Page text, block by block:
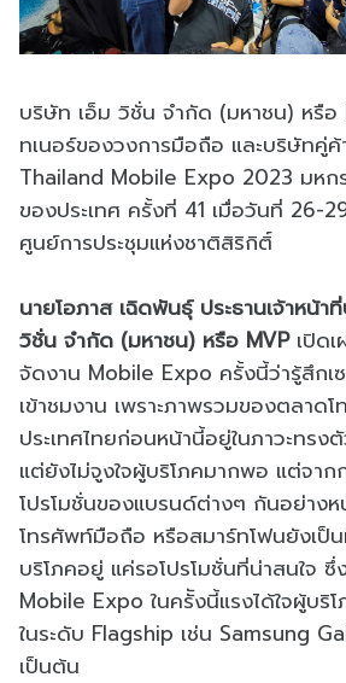
บริษัท เอ็ม วิชั่น จำกัด (มหาชน) หรื
ทเนอร์ของวงการมือถือ และบริษัทคู่
Thailand Mobile Expo 2023 มห
ของประเทศ ครั้งที่ 41 เมื่อวันที่
ศูนย์การประชุมแห่งชาติสิริกิติ์
นายโอภาส เฉิดพันธุ์ ประธานเจ้าหน้า
วิชั่น จำกัด (มหาชน) หรือ MVPเปิดเ
จัดงาน Mobile Expo ครั้งนี้ว่ารู้สึกเ
เข้าชมงาน เพราะภาพรวมของตลาด
ประเทศไทยก่อนหน้านี้อยู่ในภาวะทรง
แต่ยังไม่จูงใจผู้บริโภคมากพอ แต่จา
โปรโมชั่นของแบรนด์ต่างๆ กันอย่าง
โทรศัพท์มือถือ หรือสมาร์ทโฟนยังเป็
บริโภคอยู่ แค่รอโปรโมชั่นที่น่าสนใจ ซึ่
Mobile Expo ในครัังนี้แรงได้ใจผู้บริ
ในระดับ Flagship เช่น Samsung
เป็นต้น